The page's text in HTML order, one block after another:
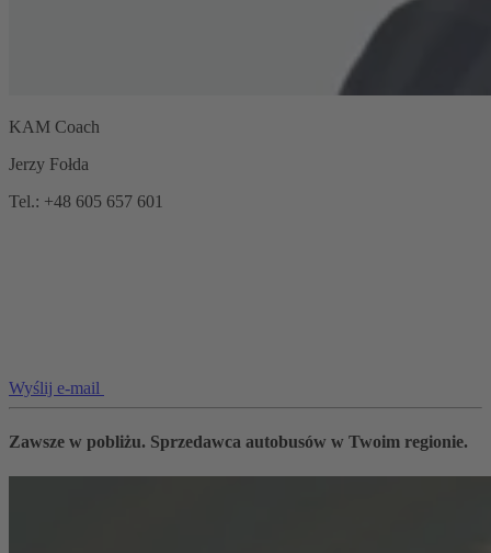
KAM Coach
Jerzy Fołda
Tel.: +48 605 657 601
Wyślij e-mail
Zawsze w pobliżu. Sprzedawca autobusów w Twoim regionie.